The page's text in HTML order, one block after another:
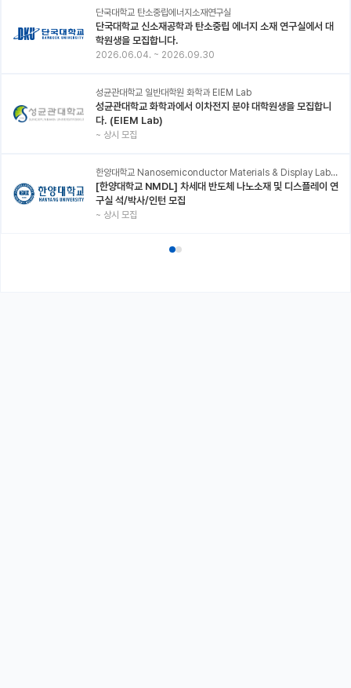
단국대학교 탄소중립에너지소재연구실
단국대학교 신소재공학과 탄소중립 에너지 소재 연구실에서 대
학원생을 모집합니다.
2026.06.04. ~ 2026.09.30
성균관대학교 일반대학원 화학과 EIEM Lab
성균관대학교 화학과에서 이차전지 분야 대학원생을 모집합니
다. (EIEM Lab)
~ 상시 모집
한양대학교 Nanosemiconductor Materials & Display Laboratory
[한양대학교 NMDL] 차세대 반도체 나노소재 및 디스플레이 연
구실 석/박사/인턴 모집
~ 상시 모집